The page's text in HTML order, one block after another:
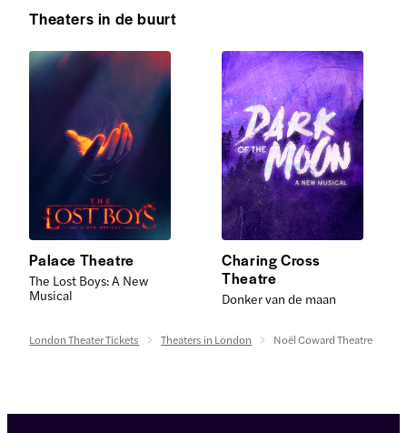
Theaters in de buurt
Palace Theatre
The Lost Boys: A New
Musical
Charing Cross
Theatre
Donker van de maan
London Theater Tickets Theaters in London Noël Coward Theatre